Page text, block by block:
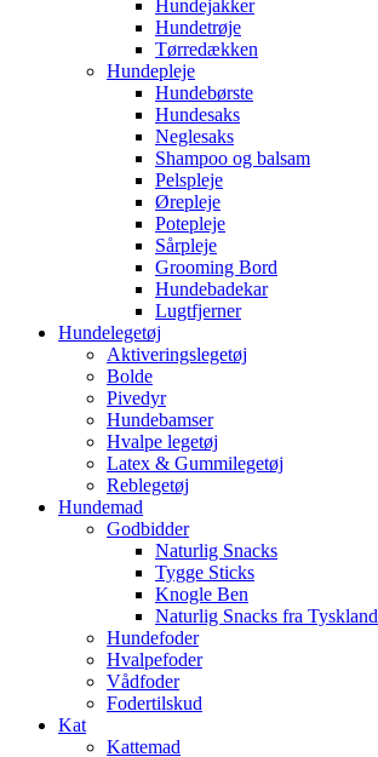
Hundejakker
Hundetrøje
Tørredækken
Hundepleje
Hundebørste
Hundesaks
Neglesaks
Shampoo og balsam
Pelspleje
Ørepleje
Potepleje
Sårpleje
Grooming Bord
Hundebadekar
Lugtfjerner
Hundelegetøj
Aktiveringslegetøj
Bolde
Pivedyr
Hundebamser
Hvalpe legetøj
Latex & Gummilegetøj
Reblegetøj
Hundemad
Godbidder
Naturlig Snacks
Tygge Sticks
Knogle Ben
Naturlig Snacks fra Tyskland
Hundefoder
Hvalpefoder
Vådfoder
Fodertilskud
Kat
Kattemad